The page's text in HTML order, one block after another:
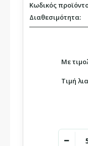
Κωδικός
Διαθεσιμότητα:
Με
Τιμή